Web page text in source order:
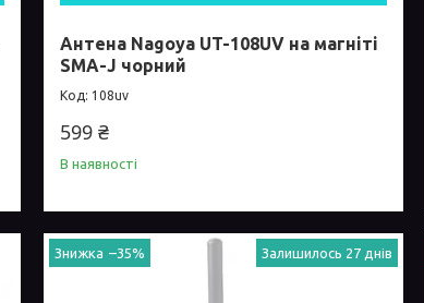
Антена Nagoya UT-108UV на магніті
SMA-J чорний
108uv
599 ₴
В наявності
–35% Залишилось 27 днів